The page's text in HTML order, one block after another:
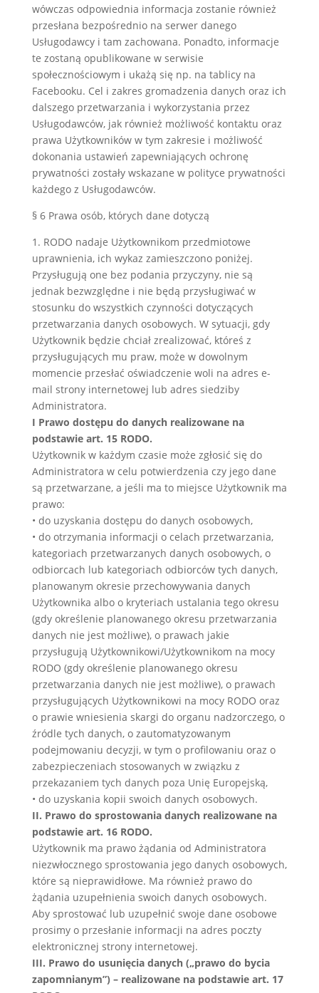
wówczas odpowiednia informacja zostanie również
przesłana bezpośrednio na serwer danego
Usługodawcy i tam zachowana. Ponadto, informacje
te zostaną opublikowane w serwisie
społecznościowym i ukażą się np. na tablicy na
Facebooku. Cel i zakres gromadzenia danych oraz ich
dalszego przetwarzania i wykorzystania przez
Usługodawców, jak również możliwość kontaktu oraz
prawa Użytkowników w tym zakresie i możliwość
dokonania ustawień zapewniających ochronę
prywatności zostały wskazane w polityce prywatności
każdego z Usługodawców.
§ 6 Prawa osób, których dane dotyczą
1. RODO nadaje Użytkownikom przedmiotowe
uprawnienia, ich wykaz zamieszczono poniżej.
Przysługują one bez podania przyczyny, nie są
jednak bezwzględne i nie będą przysługiwać w
stosunku do wszystkich czynności dotyczących
przetwarzania danych osobowych. W sytuacji, gdy
Użytkownik będzie chciał zrealizować, któreś z
przysługujących mu praw, może w dowolnym
momencie przesłać oświadczenie woli na adres e-
mail strony internetowej lub adres siedziby
Administratora.
I Prawo dostępu do danych realizowane na
podstawie art. 15 RODO.
Użytkownik w każdym czasie może zgłosić się do
Administratora w celu potwierdzenia czy jego dane
są przetwarzane, a jeśli ma to miejsce Użytkownik ma
prawo:
• do uzyskania dostępu do danych osobowych,
• do otrzymania informacji o celach przetwarzania,
kategoriach przetwarzanych danych osobowych, o
odbiorcach lub kategoriach odbiorców tych danych,
planowanym okresie przechowywania danych
Użytkownika albo o kryteriach ustalania tego okresu
(gdy określenie planowanego okresu przetwarzania
danych nie jest możliwe), o prawach jakie
przysługują Użytkownikowi/Użytkownikom na mocy
RODO (gdy określenie planowanego okresu
przetwarzania danych nie jest możliwe), o prawach
przysługujących Użytkownikowi na mocy RODO oraz
o prawie wniesienia skargi do organu nadzorczego, o
źródle tych danych, o zautomatyzowanym
podejmowaniu decyzji, w tym o profilowaniu oraz o
zabezpieczeniach stosowanych w związku z
przekazaniem tych danych poza Unię Europejską,
• do uzyskania kopii swoich danych osobowych.
II. Prawo do sprostowania danych realizowane na
podstawie art. 16 RODO.
Użytkownik ma prawo żądania od Administratora
niezwłocznego sprostowania jego danych osobowych,
które są nieprawidłowe. Ma również prawo do
żądania uzupełnienia swoich danych osobowych.
Aby sprostować lub uzupełnić swoje dane osobowe
prosimy o przesłanie informacji na adres poczty
elektronicznej strony internetowej.
III. Prawo do usunięcia danych („prawo do bycia
zapomnianym”) – realizowane na podstawie art. 17